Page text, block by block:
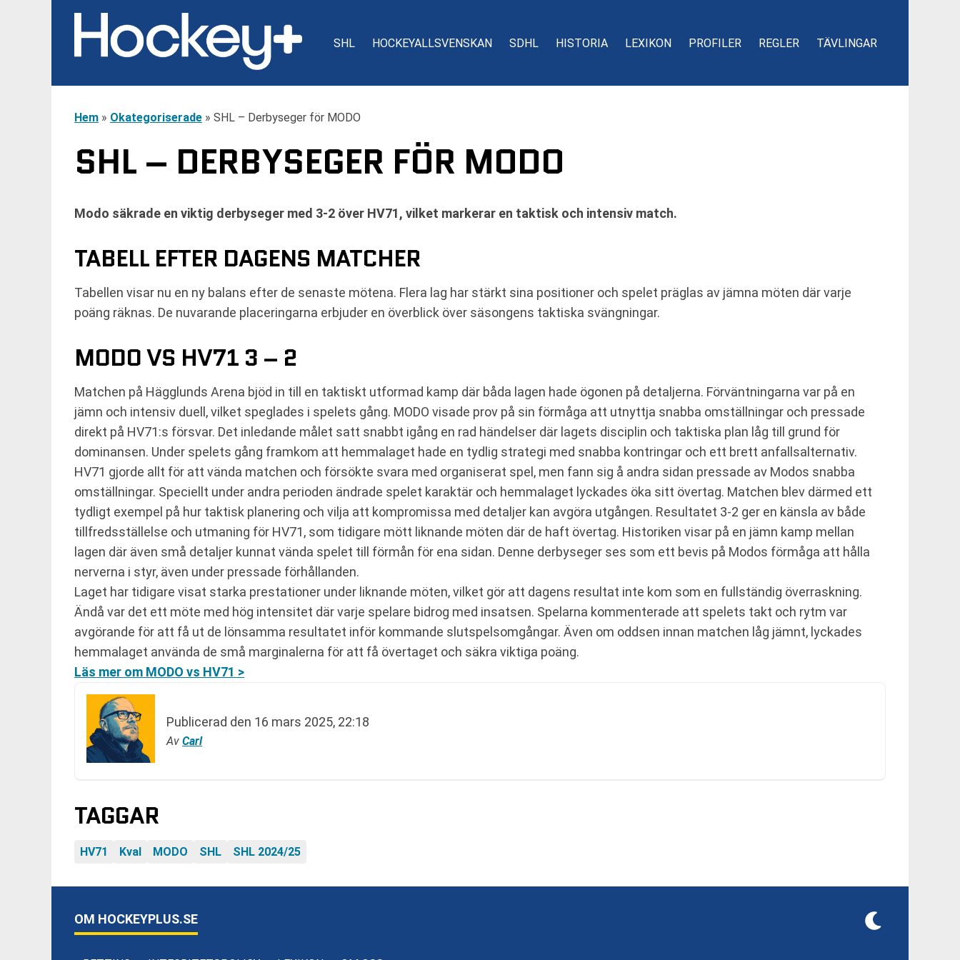
SHL HOCKEYALLSVENSKAN SDHL HISTORIA LEXIKON PROFILER REGLER TÄVLINGAR
Hem » Okategoriserade » SHL – Derbyseger för MODO
SHL – DERBYSEGER FÖR MODO
Modo säkrade en viktig derbyseger med 3-2 över HV71, vilket markerar en taktisk och intensiv match.
TABELL EFTER DAGENS MATCHER
Tabellen visar nu en ny balans efter de senaste mötena. Flera lag har stärkt sina positioner och spelet präglas av jämna möten där varje
poäng räknas. De nuvarande placeringarna erbjuder en överblick över säsongens taktiska svängningar.
MODO VS HV71 3 – 2
Matchen på Hägglunds Arena bjöd in till en taktiskt utformad kamp där båda lagen hade ögonen på detaljerna. Förväntningarna var på en
jämn och intensiv duell, vilket speglades i spelets gång. MODO visade prov på sin förmåga att utnyttja snabba omställningar och pressade
direkt på HV71:s försvar. Det inledande målet satt snabbt igång en rad händelser där lagets disciplin och taktiska plan låg till grund för
dominansen. Under spelets gång framkom att hemmalaget hade en tydlig strategi med snabba kontringar och ett brett anfallsalternativ.
HV71 gjorde allt för att vända matchen och försökte svara med organiserat spel, men fann sig å andra sidan pressade av Modos snabba
omställningar. Speciellt under andra perioden ändrade spelet karaktär och hemmalaget lyckades öka sitt övertag. Matchen blev därmed ett
tydligt exempel på hur taktisk planering och vilja att kompromissa med detaljer kan avgöra utgången. Resultatet 3-2 ger en känsla av både
tillfredsställelse och utmaning för HV71, som tidigare mött liknande möten där de haft övertag. Historiken visar på en jämn kamp mellan
lagen där även små detaljer kunnat vända spelet till förmån för ena sidan. Denne derbyseger ses som ett bevis på Modos förmåga att hålla
nerverna i styr, även under pressade förhållanden.
Laget har tidigare visat starka prestationer under liknande möten, vilket gör att dagens resultat inte kom som en fullständig överraskning.
Ändå var det ett möte med hög intensitet där varje spelare bidrog med insatsen. Spelarna kommenterade att spelets takt och rytm var
avgörande för att få ut de lönsamma resultatet inför kommande slutspelsomgångar. Även om oddsen innan matchen låg jämnt, lyckades
hemmalaget använda de små marginalerna för att få övertaget och säkra viktiga poäng.
Läs mer om MODO vs HV71 >
Publicerad den 16 mars 2025, 22:18
Av Carl
TAGGAR
HV71 Kval MODO SHL SHL 2024/25
OM HOCKEYPLUS.SE